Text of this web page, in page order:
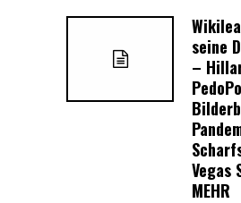
seine
–
Vegas
MEHR